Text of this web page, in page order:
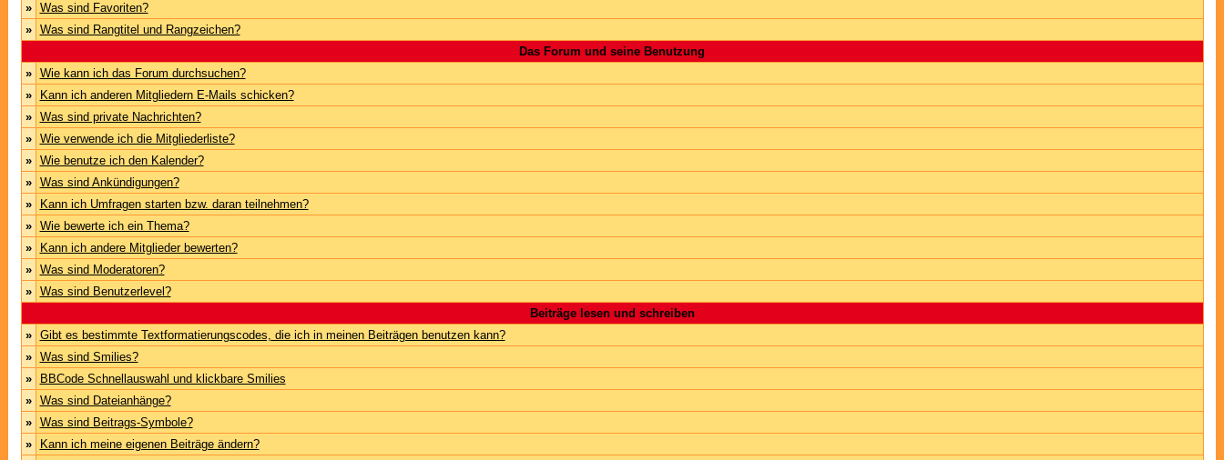
»
Was sind Favoriten?
»
Was sind Rangtitel und Rangzeichen?
Das Forum und seine Benutzung
»
Wie kann ich das Forum durchsuchen?
»
Kann ich anderen Mitgliedern E-Mails schicken?
»
Was sind private Nachrichten?
»
Wie verwende ich die Mitgliederliste?
»
Wie benutze ich den Kalender?
»
Was sind Ankündigungen?
»
Kann ich Umfragen starten bzw. daran teilnehmen?
»
Wie bewerte ich ein Thema?
»
Kann ich andere Mitglieder bewerten?
»
Was sind Moderatoren?
»
Was sind Benutzerlevel?
Beiträge lesen und schreiben
»
Gibt es bestimmte Textformatierungscodes, die ich in meinen Beiträgen benutzen kann?
»
Was sind Smilies?
»
BBCode Schnellauswahl und klickbare Smilies
»
Was sind Dateianhänge?
»
Was sind Beitrags-Symbole?
»
Kann ich meine eigenen Beiträge ändern?